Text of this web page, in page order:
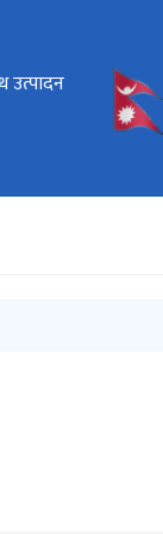
उत्पादन
उत्पादन
गणक
लागि
गणकको